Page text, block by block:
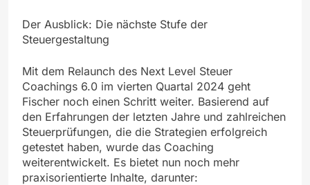
Der Ausblick: Die nächste Stufe der
Steuergestaltung
Mit dem Relaunch des Next Level Steuer
Coachings 6.0 im vierten Quartal 2024 geht
Fischer noch einen Schritt weiter. Basierend auf
den Erfahrungen der letzten Jahre und zahlreichen
Steuerprüfungen, die die Strategien erfolgreich
getestet haben, wurde das Coaching
weiterentwickelt. Es bietet nun noch mehr
praxisorientierte Inhalte, darunter: